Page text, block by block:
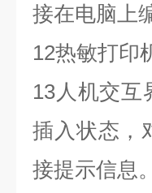
接在电脑上
12热敏打印
13人机交互
插入状态，
接提示信息。